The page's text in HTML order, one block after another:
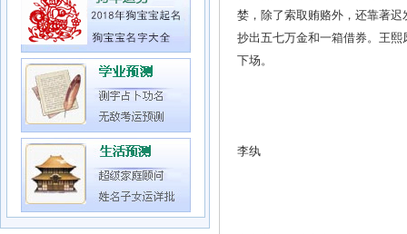
婪，除了索取贿赂外，还靠著
抄出五七万金和一箱借券。王
下场。
李纨